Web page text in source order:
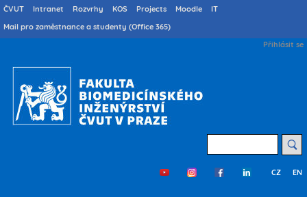
Přejít
k
hlavnímu
Druhé
menu
ČVUT Intranet Rozvrhy KOS Projects Moodle
IT
Mail pro zaměstnance a studenty (Office 365)
User
Přihlásit se
Třetí
CZ EN